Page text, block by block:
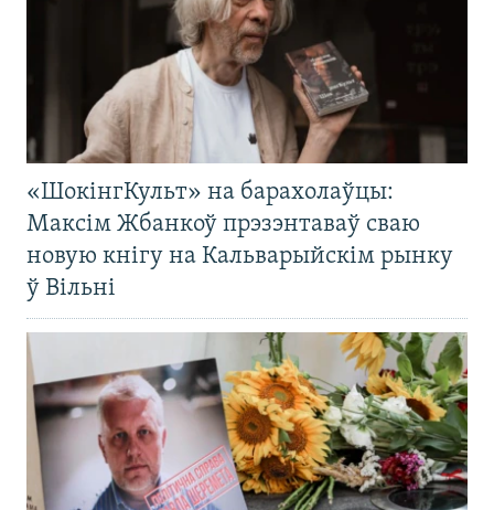
«ШокінгКульт» на барахолаўцы:
Максім Жбанкоў прэзэнтаваў сваю
новую кнігу на Кальварыйскім рынку
ў Вільні